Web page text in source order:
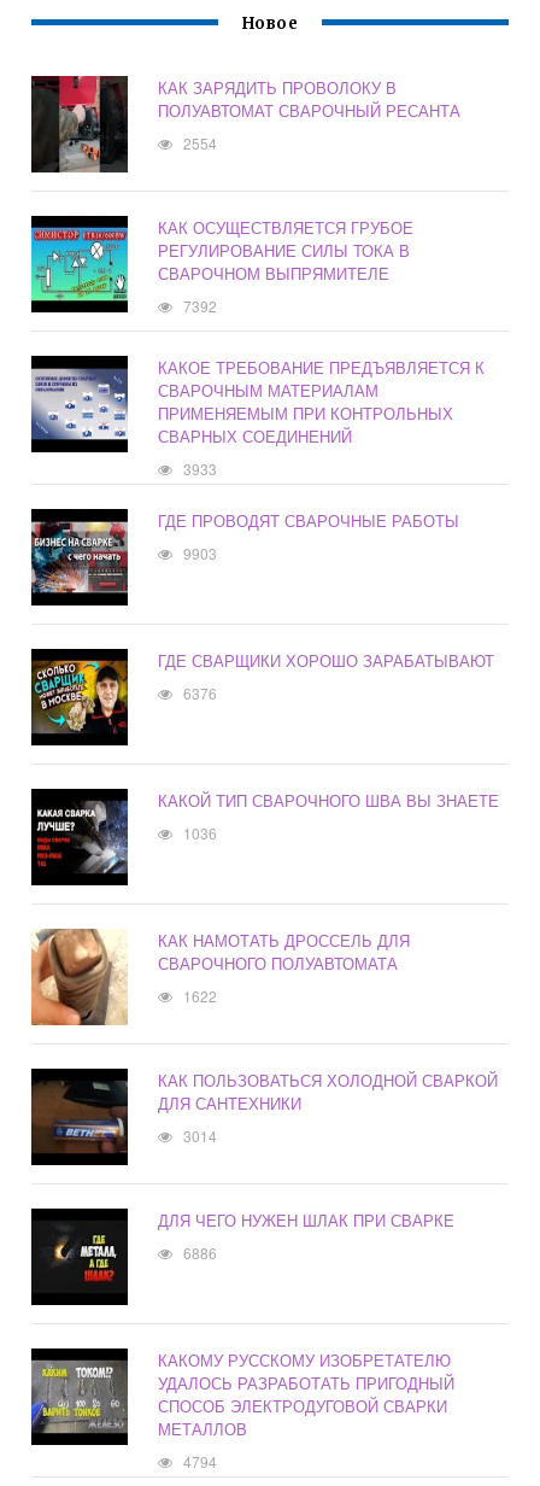
Новое
КАК ЗАРЯДИТЬ ПРОВОЛОКУ В
ПОЛУАВТОМАТ СВАРОЧНЫЙ РЕСАНТА
2554
КАК ОСУЩЕСТВЛЯЕТСЯ ГРУБОЕ
РЕГУЛИРОВАНИЕ СИЛЫ ТОКА В
СВАРОЧНОМ ВЫПРЯМИТЕЛЕ
7392
КАКОЕ ТРЕБОВАНИЕ ПРЕДЪЯВЛЯЕТСЯ К
СВАРОЧНЫМ МАТЕРИАЛАМ
ПРИМЕНЯЕМЫМ ПРИ КОНТРОЛЬНЫХ
СВАРНЫХ СОЕДИНЕНИЙ
3933
ГДЕ ПРОВОДЯТ СВАРОЧНЫЕ РАБОТЫ
9903
ГДЕ СВАРЩИКИ ХОРОШО ЗАРАБАТЫВАЮТ
6376
КАКОЙ ТИП СВАРОЧНОГО ШВА ВЫ ЗНАЕТЕ
1036
КАК НАМОТАТЬ ДРОССЕЛЬ ДЛЯ
СВАРОЧНОГО ПОЛУАВТОМАТА
1622
КАК ПОЛЬЗОВАТЬСЯ ХОЛОДНОЙ СВАРКОЙ
ДЛЯ САНТЕХНИКИ
3014
ДЛЯ ЧЕГО НУЖЕН ШЛАК ПРИ СВАРКЕ
6886
КАКОМУ РУССКОМУ ИЗОБРЕТАТЕЛЮ
УДАЛОСЬ РАЗРАБОТАТЬ ПРИГОДНЫЙ
СПОСОБ ЭЛЕКТРОДУГОВОЙ СВАРКИ
МЕТАЛЛОВ
4794